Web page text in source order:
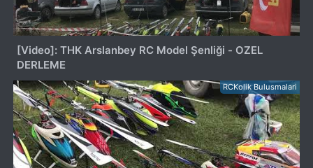
[Video]: THK Arslanbey RC Model Şenliği - OZEL
DERLEME
RCKolik Bulusmalari